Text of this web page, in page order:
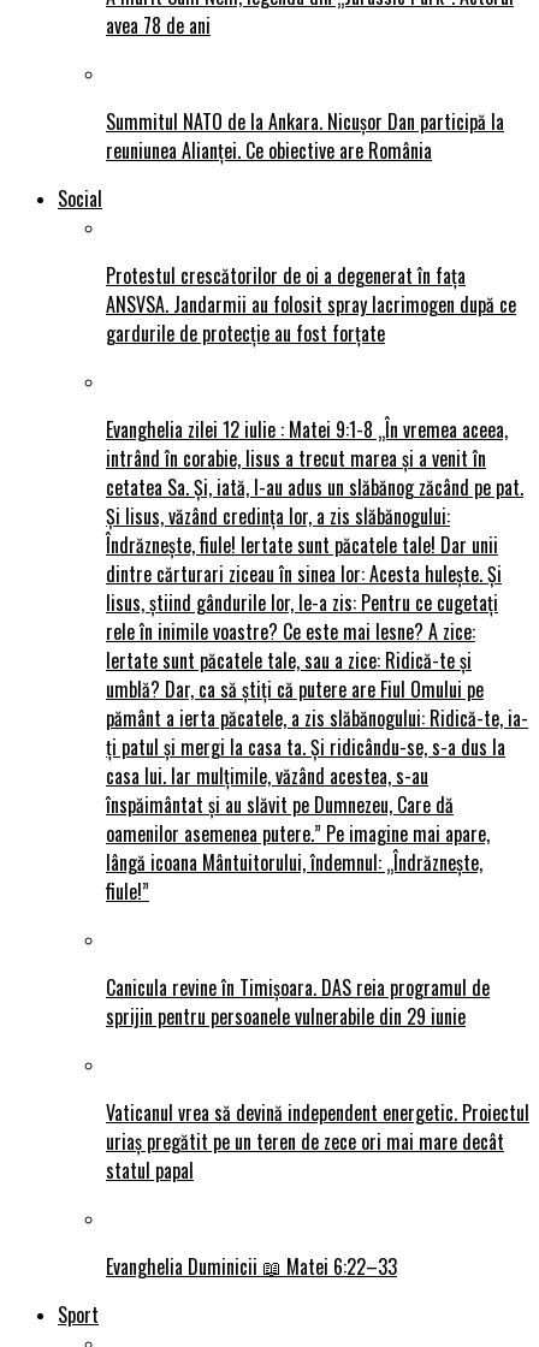
avea 78 de ani
Summitul NATO de la Ankara. Nicușor Dan participă la
reuniunea Alianței. Ce obiective are România
Social
Protestul crescătorilor de oi a degenerat în fața
ANSVSA. Jandarmii au folosit spray lacrimogen după ce
gardurile de protecție au fost forțate
Evanghelia zilei 12 iulie : Matei 9:1-8 „În vremea aceea,
intrând în corabie, Iisus a trecut marea și a venit în
cetatea Sa. Și, iată, I-au adus un slăbănog zăcând pe pat.
Și Iisus, văzând credința lor, a zis slăbănogului:
Îndrăznește, fiule! Iertate sunt păcatele tale! Dar unii
dintre cărturari ziceau în sinea lor: Acesta hulește. Și
Iisus, știind gândurile lor, le-a zis: Pentru ce cugetați
rele în inimile voastre? Ce este mai lesne? A zice:
Iertate sunt păcatele tale, sau a zice: Ridică-te și
umblă? Dar, ca să știți că putere are Fiul Omului pe
pământ a ierta păcatele, a zis slăbănogului: Ridică-te, ia-
ți patul și mergi la casa ta. Și ridicându-se, s-a dus la
casa lui. Iar mulțimile, văzând acestea, s-au
înspăimântat și au slăvit pe Dumnezeu, Care dă
oamenilor asemenea putere.” Pe imagine mai apare,
lângă icoana Mântuitorului, îndemnul: „Îndrăznește,
fiule!”
Canicula revine în Timișoara. DAS reia programul de
sprijin pentru persoanele vulnerabile din 29 iunie
Vaticanul vrea să devină independent energetic. Proiectul
uriaș pregătit pe un teren de zece ori mai mare decât
statul papal
Evanghelia Duminicii 📖 Matei 6:22–33
Sport